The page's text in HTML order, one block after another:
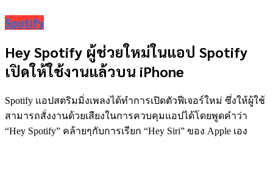
Spotify
Hey Spotify ผู้ช่วยใหม่ในแอป Spotify
เปิดให้ใช้งานแล้วบน iPhone
Spotify แอปสตริมมิ่งเพลงได้ทำการเปิดตัวฟีเจอร์ใหม่ ซึ่งให้ผู้ใช้
สามารถสั่งงานด้วยเสียงในการควบคุมแอปได้โดยพูดคำว่า
“Hey Spotify” คล้ายๆกับการเรียก “Hey Siri” ของ Apple เอง